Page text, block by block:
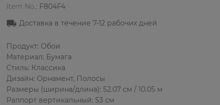
Item No.: F804F4
Доставка в течение 7-12 рабочих дней
Продукт: Обои
Материал: Бумага
Стиль: Классика
Дизайн: Орнамент, Полосы
Размеры (ширина/длина): 52.07 см / 10.05 м
Раппорт вертикальный: 53 см